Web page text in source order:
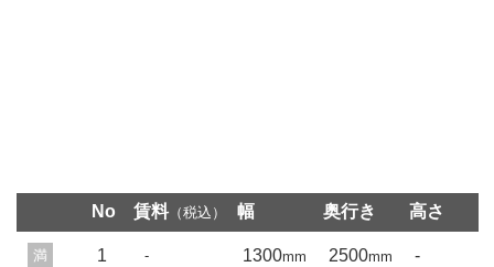
No 賃料（税込） 幅 奥行き 高さ
満 1 - 1300mm 2500mm -